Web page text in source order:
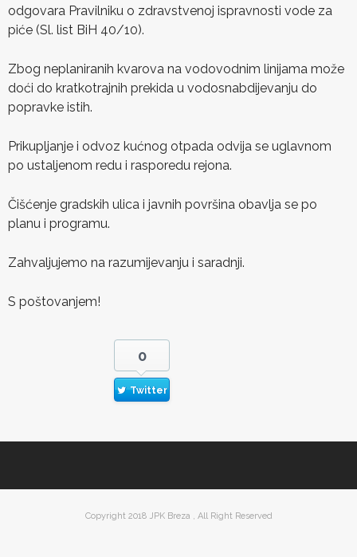
odgovara Pravilniku o zdravstvenoj ispravnosti vode za
piće (Sl. list BiH 40/10).
Zbog neplaniranih kvarova na vodovodnim linijama može
doći do kratkotrajnih prekida u vodosnabdijevanju do
popravke istih.
Prikupljanje i odvoz kućnog otpada odvija se uglavnom
po ustaljenom redu i rasporedu rejona.
Čišćenje gradskih ulica i javnih površina obavlja se po
planu i programu.
Zahvaljujemo na razumijevanju i saradnji.
S poštovanjem!
0
Twitter
Copyright 2018 JPK Breza , All Right Reserved